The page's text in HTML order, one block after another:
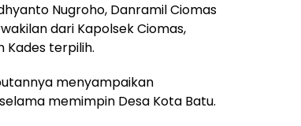
Nugroho, Danramil Ciomas
dari Kapolsek Ciomas,
Kades terpilih.
menyampaikan
memimpin Desa Kota Batu.